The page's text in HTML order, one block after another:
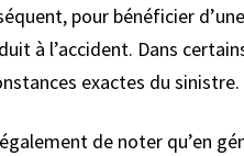
pour bénéficier
à l’accident. Dans
exactes du sinistre.
de noter qu’en